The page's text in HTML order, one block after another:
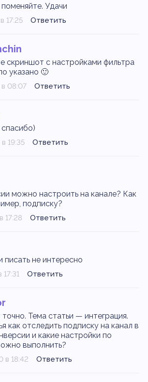
Удачи
17:25 Ответить
скриншот с настройками фильтра
указано 🙂
в 08:07 Ответить
19:35 Ответить
можно настроить на канале? Как
подписку?
17:28 Ответить
писать не интересно
Ответить
Тема статьи — интеграция.
как отследить подписку на канал в
и какие настройки по
выполнить?
в 18:42 Ответить